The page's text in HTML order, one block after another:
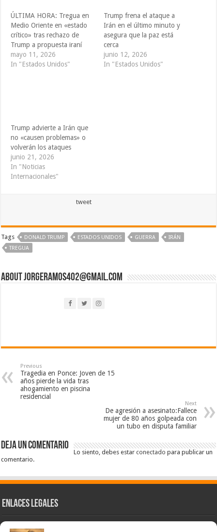
ÚLTIMA HORA: Tregua en
Medio Oriente en «estado
crítico» tras rechazo de
Trump a propuesta iraní
mayo 11, 2026
In "Estados Unidos"
Trump frena el ataque a
Irán en el último minuto y
asegura que la paz está
cerca
junio 12, 2026
In "Estados Unidos"
Trump advierte a Irán que
no «causen problemas» o
volverán los ataques
junio 21, 2026
In "Noticias
Internacionales"
tweet
Tags DONALD TRUMP ESTADOS UNIDOS GUERRA
IRÁN
TREGUA
About jorgeramos402@gmail.com
Previous
Tragedia en Ponce: Joven de 15
años pierde la vida tras
ahogamiento en piscina
residencial
Next
De agresión a asesinato:Fallece
mujer de 80 años golpeada con
un tubo en disputa familiar
Deja un comentario
Lo siento, debes estarconectado para publicar un
comentario.
Enlaces Legales
Nuestra Esencia